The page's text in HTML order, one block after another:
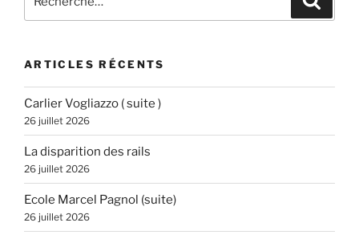
pour
ARTICLES RÉCENTS
Carlier Vogliazzo ( suite )
26 juillet 2026
La disparition des rails
26 juillet 2026
Ecole Marcel Pagnol (suite)
26 juillet 2026